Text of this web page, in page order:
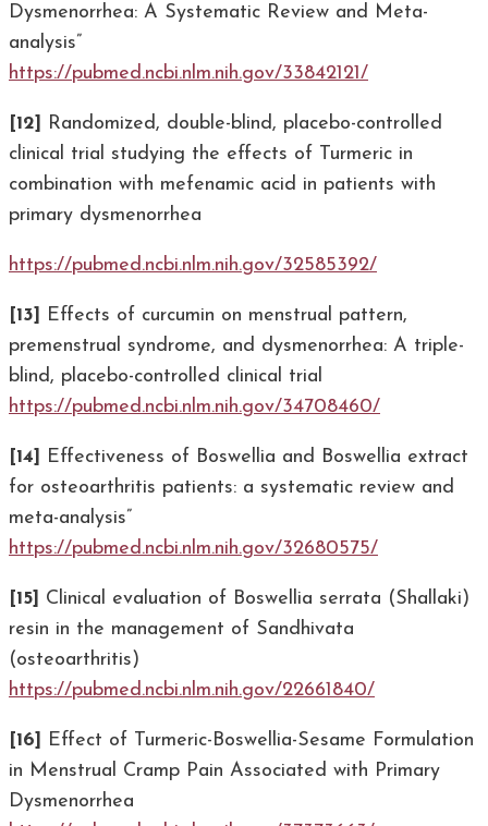
Dysmenorrhea: A Systematic Review and Meta-
analysis”
https://pubmed.ncbi.nlm.nih.gov/33842121/
[12]
Randomized, double-blind, placebo-controlled
clinical trial studying the effects of Turmeric in
combination with mefenamic acid in patients with
primary dysmenorrhea
https://pubmed.ncbi.nlm.nih.gov/32585392/
[13]
Effects of curcumin on menstrual pattern,
premenstrual syndrome, and dysmenorrhea: A triple-
blind, placebo-controlled clinical trial
https://pubmed.ncbi.nlm.nih.gov/34708460/
[14]
Effectiveness of Boswellia and Boswellia extract
for osteoarthritis patients: a systematic review and
meta-analysis”
https://pubmed.ncbi.nlm.nih.gov/32680575/
[15] Clinical evaluation of Boswellia serrata (Shallaki)
resin in the management of Sandhivata
(osteoarthritis)
https://pubmed.ncbi.nlm.nih.gov/22661840/
[16]
Effect of Turmeric-Boswellia-Sesame Formulation
in Menstrual Cramp Pain Associated with Primary
Dysmenorrhea